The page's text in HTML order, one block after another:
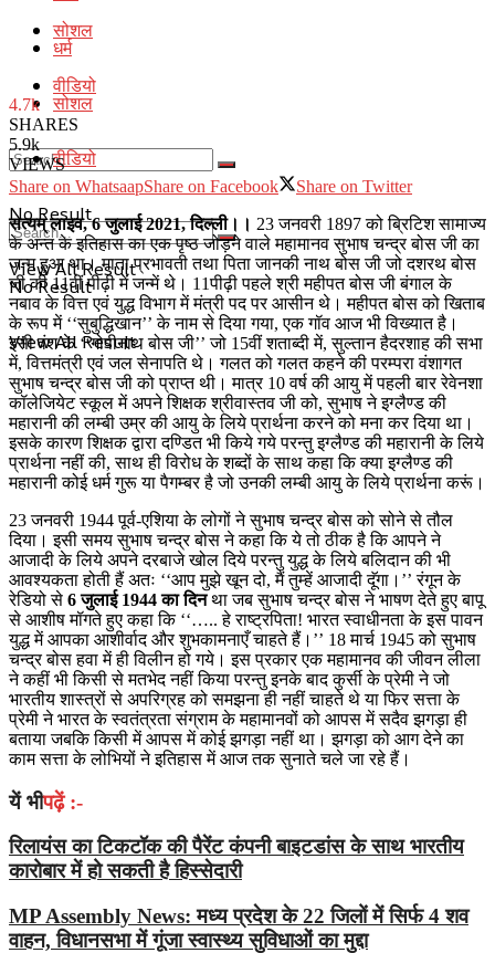
सोशल
वीडियो
No Result
View All Result
धर्म
सोशल
वीडियो
No Result
View All Result
4.7k
SHARES
5.9k
VIEWS
Share on WhatsaapShare on Facebook
Share on Twitter
सत्यम् लाइव, 6 जुलाई 2021, दिल्ली।। 23 जनवरी 1897 को ब्रिटिश सामाज्य
के अन्त के इतिहास का एक पृष्ठ जोड़ने वाले महामानव सुभाष चन्द्र बोस जी का
जन्म हुआ था। माता प्रभावती तथा पिता जानकी नाथ बोस जी जो दशरथ बोस
जी की 11वीं पीढ़ी में जन्में थे। 11पीढ़ी पहले श्री महीपत बोस जी बंगाल के
नबाव के वित्त एवं युद्ध विभाग में मंत्री पद पर आसीन थे। महीपत बोस को खिताब
के रूप में ‘‘सुबुद्धिखान’’ के नाम से दिया गया, एक गॉव आज भी विख्यात है।
इसी वंश के ‘‘गोपीनाथ बोस जी’’ जो 15वीं शताब्दी में, सुल्तान हैदरशाह की सभा
में, वित्तमंत्री एवं जल सेनापति थे। गलत को गलत कहने की परम्परा वंशागत
सुभाष चन्द्र बोस जी को प्राप्त थी। मात्र 10 वर्ष की आयु में पहली बार रेवेनशा
कॉलेजियेट स्कूल में अपने शिक्षक श्रीवास्तव जी को, सुभाष ने इग्लैण्ड की
महारानी की लम्बी उम्र की आयु के लिये प्रार्थना करने को मना कर दिया था।
इसके कारण शिक्षक द्वारा दण्डित भी किये गये परन्तु इग्लैण्ड की महारानी के लिये
प्रार्थना नहीं की, साथ ही विरोध के शब्दों के साथ कहा कि क्या इग्लैण्ड की
महारानी कोई धर्म गुरू या पैगम्बर है जो उनकी लम्बी आयु के लिये प्रार्थना करूं।
23 जनवरी 1944 पूर्व-एशिया के लोगों ने सुभाष चन्द्र बोस को सोने से तौल
दिया। इसी समय सुभाष चन्द्र बोस ने कहा कि ये तो ठीक है कि आपने ने
आजादी के लिये अपने दरबाजे खोल दिये परन्तु युद्ध के लिये बलिदान की भी
आवश्यकता होती हैं अतः ‘‘आप मुझे खून दो, मैं तुम्हें आजादी दूॅगा।’’ रंगून के
रेडियो से 6 जुलाई 1944 का दिनथा जब सुभाष चन्द्र बोस ने भाषण देते हुए बापू
से आशीष मॉगते हुए कहा कि ‘‘….. हे राष्ट्रपिता! भारत स्वाधीनता के इस पावन
युद्ध में आपका आशीर्वाद और शुभकामनाएँ चाहते हैं।’’ 18 मार्च 1945 को सुभाष
चन्द्र बोस हवा में ही विलीन हो गये। इस प्रकार एक महामानव की जीवन लीला
ने कहीं भी किसी से मतभेद नहीं किया परन्तु इनके बाद कुर्सी के प्रेमी ने जो
भारतीय शास्त्रों से अपरिग्रह को समझना ही नहीं चाहते थे या फिर सत्ता के
प्रेमी ने भारत के स्वतंत्रता संग्राम के महामानवों को आपस में सदैव झगड़ा ही
बताया जबकि किसी में आपस में कोई झगड़ा नहीं था। झगड़ा को आग देने का
काम सत्ता के लोभियों ने इतिहास में आज तक सुनाते चले जा रहे हैं।
यें भीपढ़ें :-
रिलायंस का टिकटॉक की पैरेंट कंपनी बाइटडांस के साथ भारतीय
कारोबार में हो सकती है हिस्सेदारी
MP Assembly News: मध्य प्रदेश के 22 जिलों में सिर्फ 4 शव
वाहन, विधानसभा में गूंजा स्वास्थ्य सुविधाओं का मुद्दा